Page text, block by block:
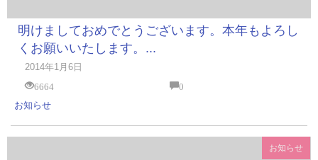
明けましておめでとうございます。本年もよろし
くお願いいたします。...
2014年1月6日
6664
0
お知らせ
お知らせ